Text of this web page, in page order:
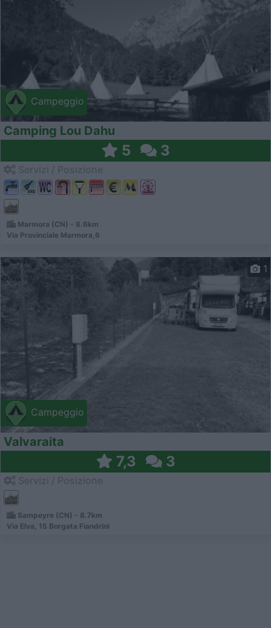
Campeggio
Camping Lou Dahu
5 3
Marmora (CN) - 8.6km
Via Provinciale Marmora,6
Campeggio
1
Valvaraita
7,3 3
Sampeyre (CN) - 8.7km
Via Elva, 15 Borgata Fiandrini